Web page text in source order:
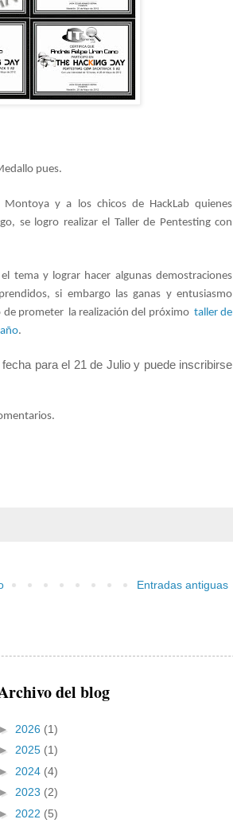
pues.
y a los chicos de HackLab quienes
se logro realizar el Taller de Pentesting con
tema y lograr hacer algunas demostraciones
si embargo las ganas y entusiasmo
de prometer la realización del próximo taller de
.
para el 21 de Julio y puede inscribirse
Entradas antiguas
del blog
► 2026 (1)
► 2025 (1)
► 2024 (4)
► 2023 (2)
► 2022 (5)